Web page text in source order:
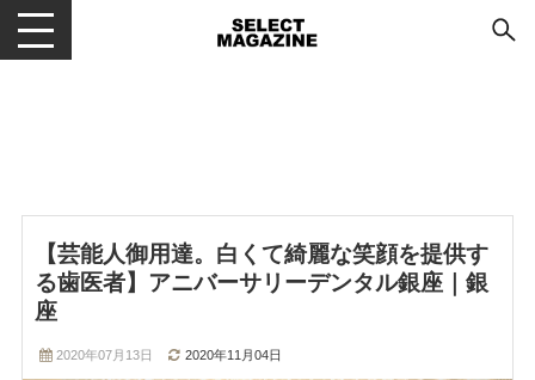
メニューを開閉する
【芸能人御用達。白くて綺麗な笑顔を提供す
る歯医者】アニバーサリーデンタル銀座｜銀
座
2020年07月13日 2020年11月04日